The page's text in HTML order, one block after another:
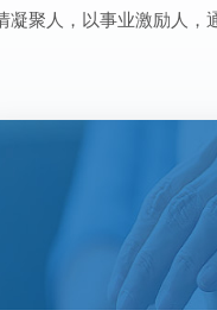
聚人，以事业激励人